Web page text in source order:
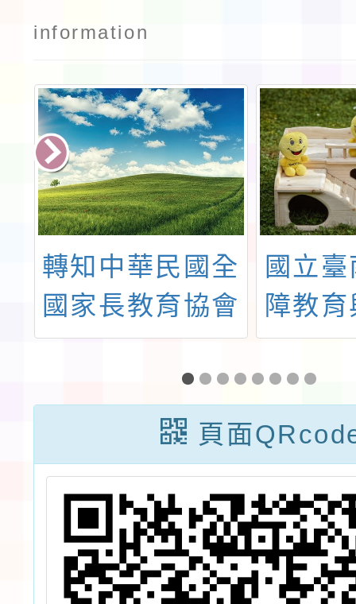
information
轉知中華民國全
國家長教育協會
（以下簡稱全家
協）辦理「 115
年國民小學學生
家長宣導說明
會」
國立
障教
心辦
年度
師
36小
次」
（含
頁面